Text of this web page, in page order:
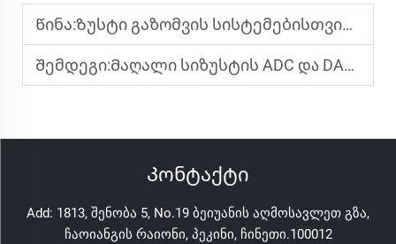
Წინა:Ზუსტი გაზომვის სისტემებისთვის სწორი მაღალი ეფექტურობის ინ-ამპის შერჩევა
Შემდეგი:Მაღალი სიზუსტის ADC და DAC ჩიფები: სიზუსტის გაზომვის სისტემების ბირთვი
Კონტაქტი
Add: 1813, შენობა 5, No.19 ბეიუანის აღმოსავლეთ გზა,
ჩაოიანგის რაიონი, პეკინი, ჩინეთი.100012